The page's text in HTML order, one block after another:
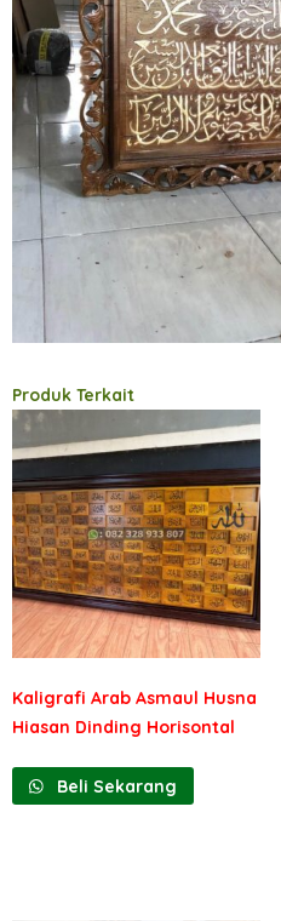
Produk Terkait
Kaligrafi Arab Asmaul Husna
Hiasan Dinding Horisontal
Beli Sekarang